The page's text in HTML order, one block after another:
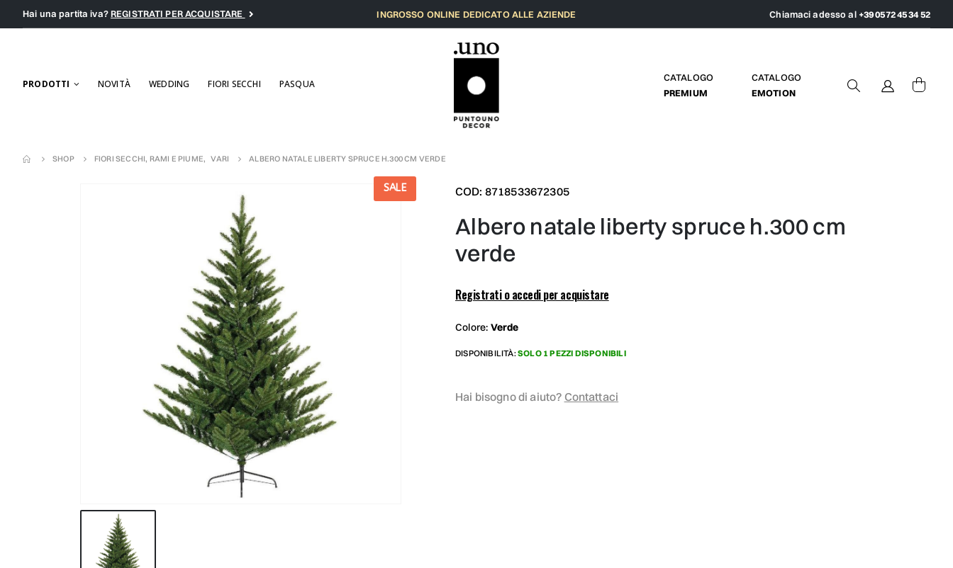
Hai una partita iva?REGISTRATI PER ACQUISTARE INGROSSO ONLINE DEDICATO ALLE AZIENDE Chiamaci adesso al +39 0572 45 34 52
PRODOTTI NOVITÀ WEDDING FIORI SECCHI PASQUA
CATALOGO
PREMIUM
CATALOGO
EMOTION
SHOP FIORI SECCHI, RAMI E PIUME, VARI ALBERO NATALE LIBERTY SPRUCE H.300 CM VERDE
SALE COD: 8718533672305
albero natale liberty spruce h.300 cm
verde
Registrati o accedi per acquistare
Colore: Verde
DISPONIBILITÀ:SOLO 1 PEZZI DISPONIBILI
Hai bisogno di aiuto? Contattaci